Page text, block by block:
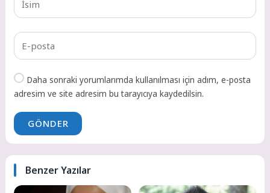
Daha sonraki yorumlarımda kullanılması için adım, e-posta
adresim ve site adresim bu tarayıcıya kaydedilsin.
GÖNDER
Benzer Yazılar